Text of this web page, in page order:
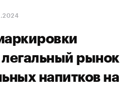
рынок
напитков на